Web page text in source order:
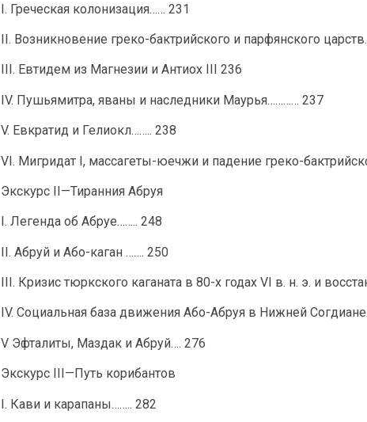
I. Греческая колонизация…… 231
II. Возникновение греко-бактрийского и парфянского
III. Евтидем из Магнезии и Антиох III 236
IV. Пушьямитра, яваны и наследники Маурья………… 237
V. Евкратид и Гелиокл…….. 238
VI. Мигридат I, массагеты-юечжи и падение греко-
Экскурс II—Тиранния Абруя
I. Легенда об Абруе…….. 248
II. Абруй и Або-каган ……. 250
III. Кризис тюркского каганата в 80-х годах VI в. н. э. и
IV. Социальная база движения Або-Абруя в Нижней
V Эфталиты, Маздак и Абруй…. 276
Экскурс III—Путь корибантов
I. Кави и карапаны…….. 282